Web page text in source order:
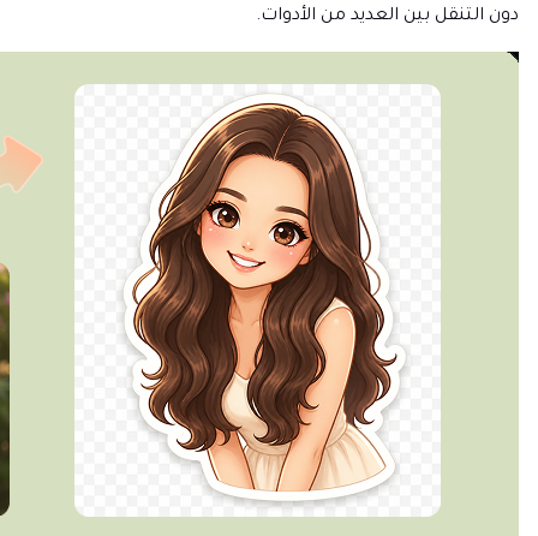
دون التنقل بين العديد من الأدوات.